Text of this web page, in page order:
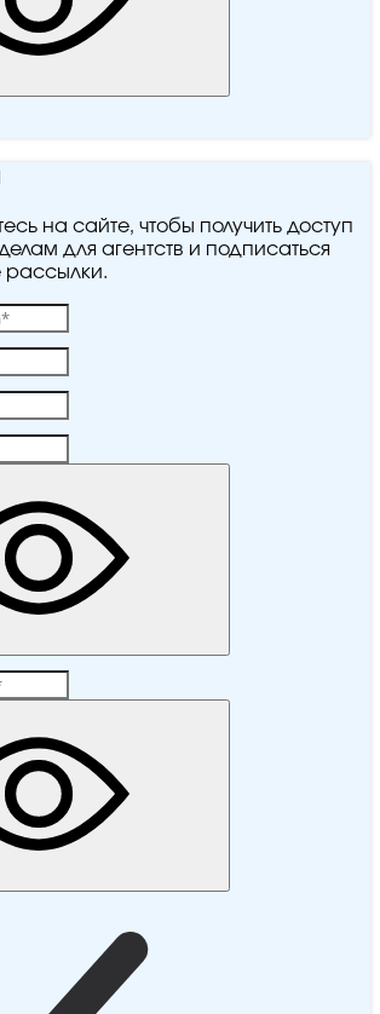
на сайте, чтобы получить доступ
для агентств и подписаться